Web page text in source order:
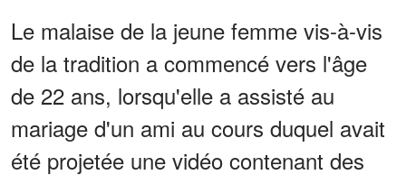
Le malaise de la jeune femme vis-à-vis
de la tradition a commencé vers l'âge
de 22 ans, lorsqu'elle a assisté au
mariage d'un ami au cours duquel avait
été projetée une vidéo contenant des